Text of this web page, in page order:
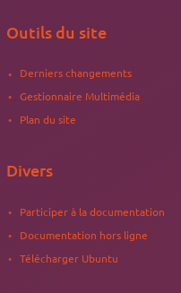
facile, moyen et
Outils du site
Derniers changements
Gestionnaire Multimédia
Plan du site
Divers
Participer à la documentation
Documentation hors ligne
Télécharger Ubuntu